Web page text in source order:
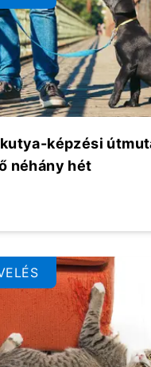
képzési
néhány hét